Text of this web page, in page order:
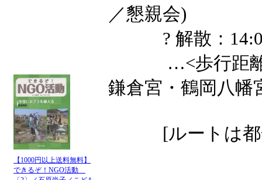
【1000円以上送料無料】
できるぞ！NGO活動
／懇親会)
? 解散：
…<歩行距離:約
鎌倉宮・鶴岡八幡
[ルートは都合